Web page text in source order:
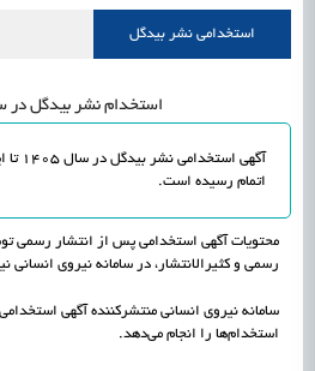
اشتغال و کارآفرینی رسیدن مجوز ایجاد «سندباکس» بهاستخدامی نشر بیدگل
استخدام نشر بیدگل در سال
آگهی
اتمام رسیده است.
محتویات آگهی استخدامی پس از انتشار رسمی
رسمی و کثیرالانتشار، در سامانه نیروی انسانی
سامانه نیروی انسانی منتشرکننده آگهی
استخدام‌ها را انجام می‌دهد.